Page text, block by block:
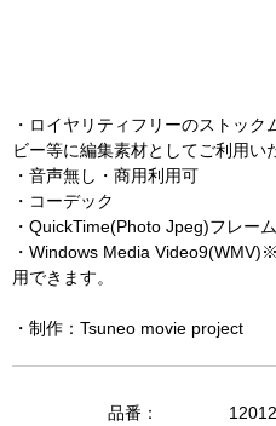
・ロイヤリティフリーのストッ
ビー等に編集素材としてご利用い
・音声無し・商用利用可
・コーデック
・QuickTime(Photo Jpeg)フレー
・Windows Media
用できます。
・制作：Tsuneo movie project
品番：